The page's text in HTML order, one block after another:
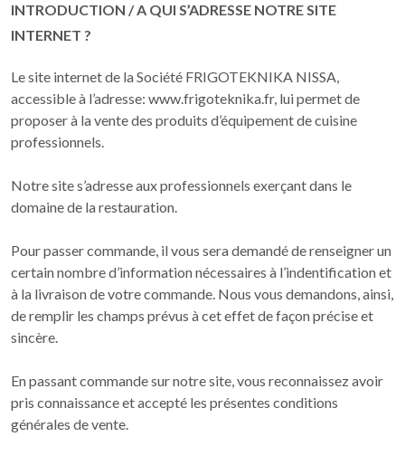
INTRODUCTION / A QUI S’ADRESSE NOTRE SITE
INTERNET ?
Le site internet de la Société FRIGOTEKNIKA NISSA,
accessible à l’adresse: www.frigoteknika.fr, lui permet de
proposer à la vente des produits d’équipement de cuisine
professionnels.
Notre site s’adresse aux professionnels exerçant dans le
domaine de la restauration.
Pour passer commande, il vous sera demandé de renseigner un
certain nombre d’information nécessaires à l’indentification et
à la livraison de votre commande. Nous vous demandons, ainsi,
de remplir les champs prévus à cet effet de façon précise et
sincère.
En passant commande sur notre site, vous reconnaissez avoir
pris connaissance et accepté les présentes conditions
générales de vente.